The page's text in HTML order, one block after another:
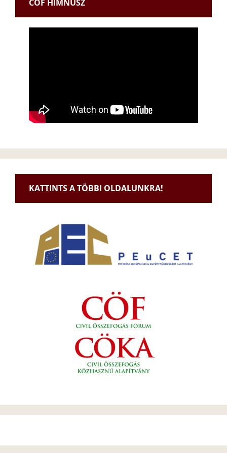
CÖF HIMNUSZ
KATTINTS A TÖBBI OLDALUNKRA!